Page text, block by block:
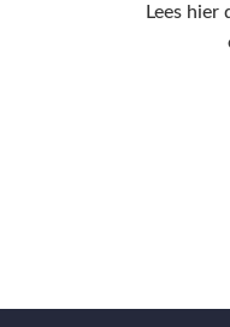
Lees hier